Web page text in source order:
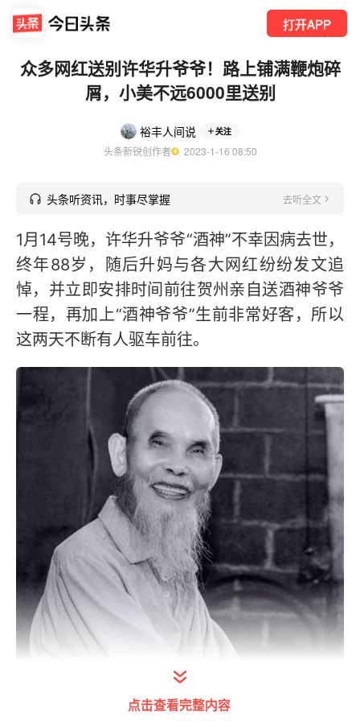
打开APP
众多网红送别许华升爷爷！路上铺满鞭炮碎
屑，小美不远6000里送别
裕丰人间说 关注
头条新锐创作者
  2023-1-16 08:50
头条听资讯，时事尽掌握 去听全文
1月14号晚，许华升爷爷“酒神”不幸因病去世，
终年88岁，随后升妈与各大网红纷纷发文追
悼，并立即安排时间前往贺州亲自送酒神爷爷
一程，再加上“酒神爷爷”生前非常好客，所以
这两天不断有人驱车前往。
点击查看完整内容